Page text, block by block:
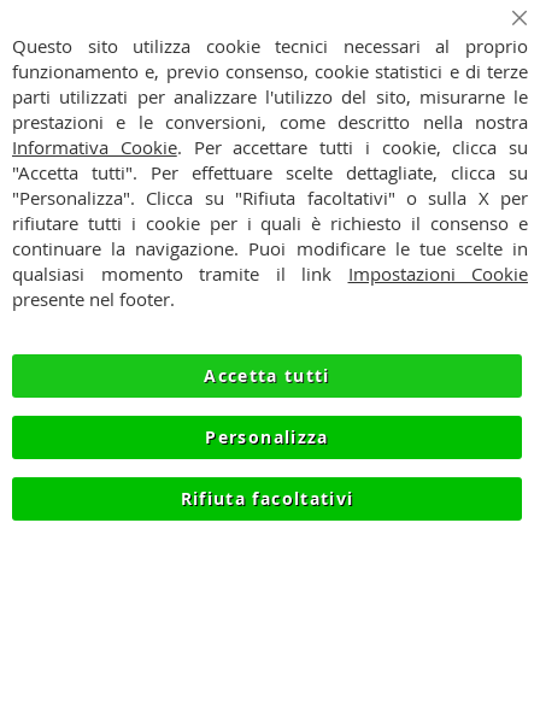
alla
nostra
Newsletter:
Iscriviti
Ho preso visione dell'Informativa Privacy
CONTATTI
CONDIZIONI
PAGAMENTI
PRIVACY
RECESSO
COOKIE
© 2012-2026 NIKMART.IT - P.IVA IT03420740130 - TEL
Questo sito utilizza cookie tecnici necessari al proprio
funzionamento e, previo consenso, cookie statistici e di terze
parti utilizzati per analizzare l'utilizzo del sito, misurarne le
prestazioni e le conversioni, come descritto nella nostra
Informativa Cookie. Per accettare tutti i cookie, clicca su
"Accetta tutti". Per effettuare scelte dettagliate, clicca su
"Personalizza". Clicca su "Rifiuta facoltativi" o sulla X per
rifiutare tutti i cookie per i quali è richiesto il consenso e
continuare la navigazione. Puoi modificare le tue scelte in
qualsiasi momento tramite il link Impostazioni Cookie
presente nel footer.
Accetta tutti
Personalizza
Rifiuta facoltativi